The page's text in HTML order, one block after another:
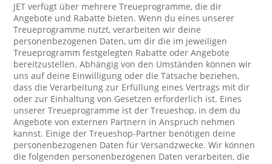
JET verfügt über mehrere Treueprogramme, die dir
Angebote und Rabatte bieten. Wenn du eines unserer
Treueprogramme nutzt, verarbeiten wir deine
personenbezogenen Daten, um dir die im jeweiligen
Treueprogramm festgelegten Rabatte oder Angebote
bereitzustellen. Abhängig von den Umständen können wir
uns auf deine Einwilligung oder die Tatsache beziehen,
dass die Verarbeitung zur Erfüllung eines Vertrags mit dir
oder zur Einhaltung von Gesetzen erforderlich ist. Eines
unserer Treueprogramme ist der Treueshop, in dem du
Angebote von externen Partnern in Anspruch nehmen
kannst. Einige der Treueshop-Partner benötigen deine
personenbezogenen Daten für Versandzwecke. Wir können
die folgenden personenbezogenen Daten verarbeiten, die